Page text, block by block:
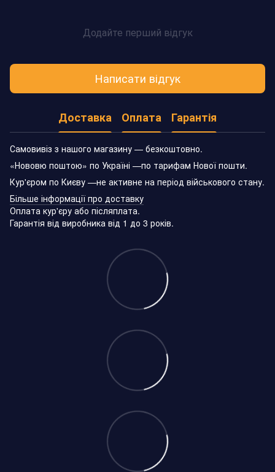
Додайте перший відгук
Написати відгук
Доставка Оплата Гарантія
Самовивіз з нашого магазину — безкоштовно.
«Нововю поштою» по Україні —по тарифам Нової пошти.
Кур'єром по Києву —не активне на період військового стану.
Більше інформації про доставку
Оплата кур'єру або післяплата.
Гарантія від виробника від 1 до 3 років.